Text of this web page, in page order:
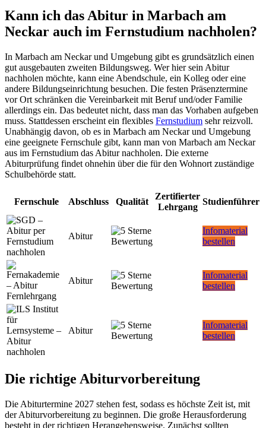
Kann ich das Abitur in Marbach am
Neckar auch im Fernstudium nachholen?
In Marbach am Neckar und Umgebung gibt es grundsätzlich einen
gut ausgebauten zweiten Bildungsweg. Wer hier sein Abitur
nachholen möchte, kann eine Abendschule, ein Kolleg oder eine
andere Bildungseinrichtung besuchen. Die festen Präsenztermine
vor Ort schränken die Vereinbarkeit mit Beruf und/oder Familie
allerdings ein. Das bedeutet nicht, dass man das Vorhaben aufgeben
muss. Stattdessen erscheint ein flexibles Fernstudium sehr reizvoll.
Unabhängig davon, ob es in Marbach am Neckar und Umgebung
eine geeignete Fernschule gibt, kann man von Marbach am Neckar
aus im Fernstudium das Abitur nachholen. Die externe
Abiturprüfung findet ohnehin über die für den Wohnort zuständige
Schulbehörde statt.
Fernschule Abschluss Qualität
Zertifierter
Lehrgang
Studienführer
Abitur
Infomaterial
bestellen
Abitur
Infomaterial
bestellen
Abitur
Infomaterial
bestellen
Die richtige Abiturvorbereitung
Die Abiturtermine 2027 stehen fest, sodass es höchste Zeit ist, mit
der Abiturvorbereitung zu beginnen. Die große Herausforderung
besteht in der richtigen Herangehensweise. Zunächst sollten